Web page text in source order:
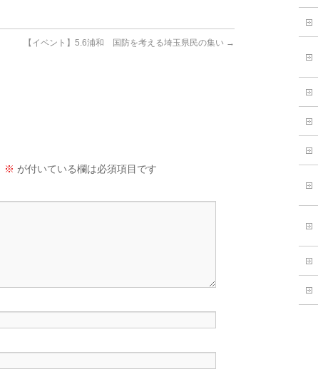
【イベント】5.6浦和 国防を考える埼玉県民の集い →
※ が付いている欄は必須項目です